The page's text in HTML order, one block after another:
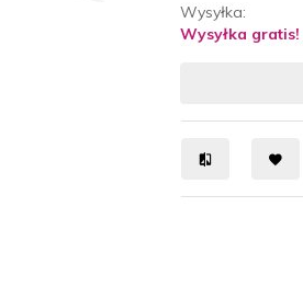
Wysyłka:
Wysyłka gratis!